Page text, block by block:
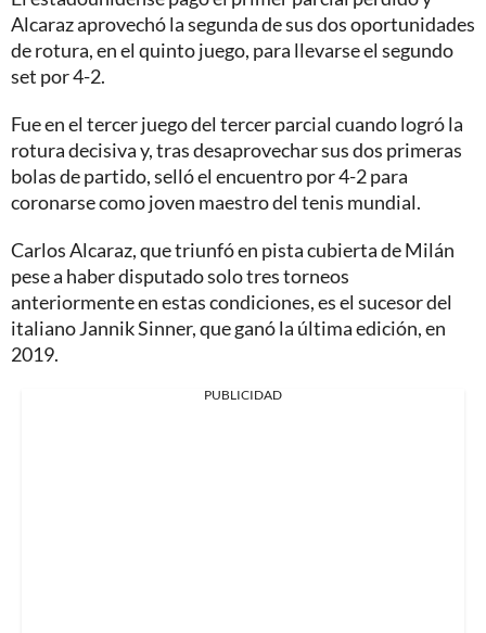
Alcaraz aprovechó la segunda de sus dos oportunidades
de rotura, en el quinto juego, para llevarse el segundo
set por 4-2.
Fue en el tercer juego del tercer parcial cuando logró la
rotura decisiva y, tras desaprovechar sus dos primeras
bolas de partido, selló el encuentro por 4-2 para
coronarse como joven maestro del tenis mundial.
Carlos Alcaraz, que triunfó en pista cubierta de Milán
pese a haber disputado solo tres torneos
anteriormente en estas condiciones, es el sucesor del
italiano Jannik Sinner, que ganó la última edición, en
2019.
PUBLICIDAD